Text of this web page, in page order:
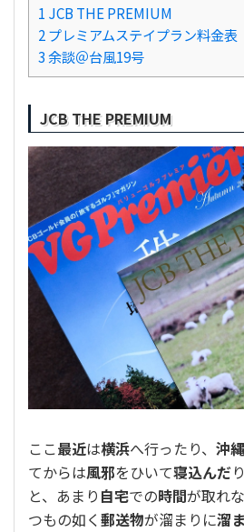
ス）1 JCB THE PREMIUM
2プレミアムステイプラン料金表
3余談＠台風19号
JCB THE PREMIUM
ここ最近は横浜へ行ったり、 沖縄
てからは風邪をひいて寝込んだ
と、あまり 自宅での時間が取れ
つもの如く郵送物が溜まりに溜